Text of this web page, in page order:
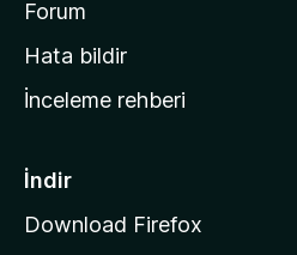
a
s
y
a
ı
Forum
Hata bildir
İnceleme rehberi
İndir
Download Firefox